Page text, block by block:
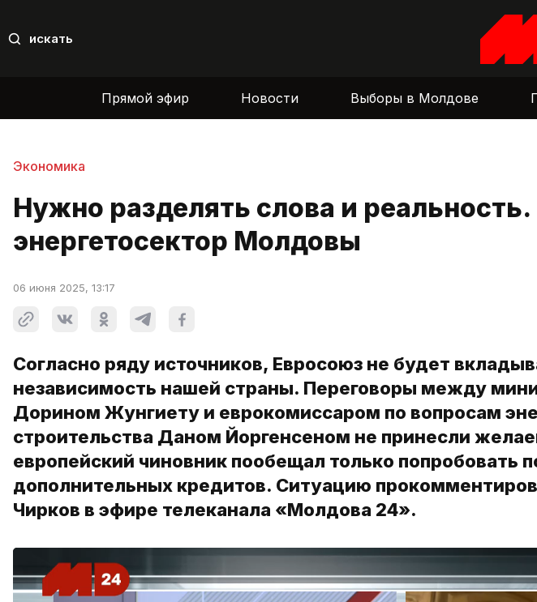
искать
Прямой эфир Новости Выборы в Молдове
Экономика
Нужно разделять слова и
энергетосектор Молдовы
06 июня 2025, 13:17
Согласно ряду источников, Евросоюз не будет
независимость нашей страны. Переговоры между
Дорином Жунгиету и еврокомиссаром по вопросам
строительства Даном Йоргенсеном не принесли
европейский чиновник пообещал только попробовать
дополнительных кредитов. Ситуацию
Чирков в эфире телеканала «Молдова 24».